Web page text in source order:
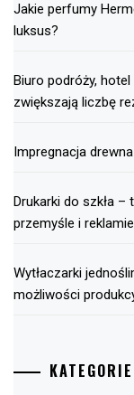
Jakie perfumy
luksus?
Biuro podróży,
zwiększają liczbę
Impregnacja
Drukarki do szkła
przemyśle i reklamie
Wytłaczarki
możliwości
KATEGORIE